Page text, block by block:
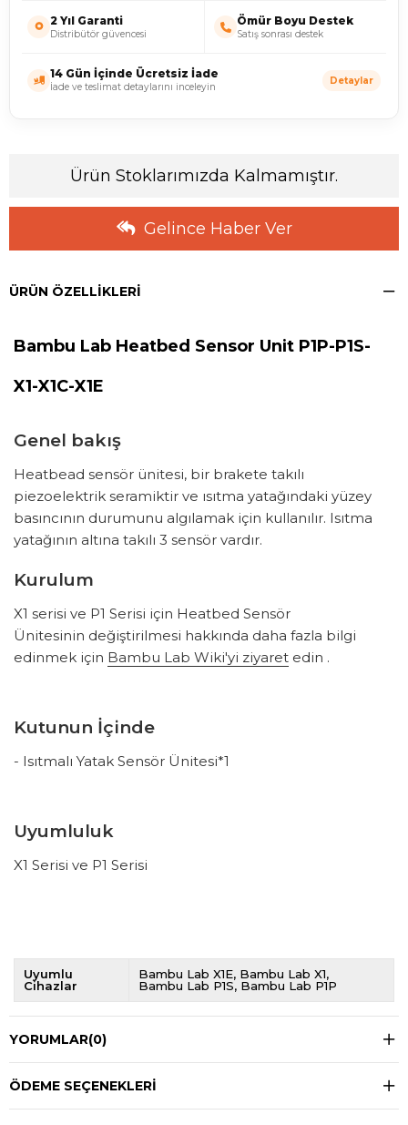
2 Yıl Garanti
Distribütör güvencesi
Ömür Boyu Destek
Satış sonrası destek
14 Gün İçinde Ücretsiz İade
İade ve teslimat detaylarını inceleyin
Detaylar
Ürün Stoklarımızda Kalmamıştır.
Gelince Haber Ver
ÜRÜN ÖZELLIKLERI
Bambu Lab Heatbed Sensor Unit P1P-P1S-
X1-X1C-X1E
Genel bakış
Heatbead sensör ünitesi, bir brakete takılı
piezoelektrik seramiktir ve ısıtma yatağındaki yüzey
basıncının durumunu algılamak için kullanılır. Isıtma
yatağının altına takılı 3 sensör vardır.
Kurulum
X1 serisi ve P1 Serisi için Heatbed Sensör
Ünitesinin değiştirilmesi hakkında daha fazla bilgi
edinmek için Bambu Lab Wiki'yi ziyaret edin .
Kutunun İçinde
- Isıtmalı Yatak Sensör Ünitesi*1
Uyumluluk
X1 Serisi ve P1 Serisi
Uyumlu
Cihazlar
Bambu Lab X1E Bambu Lab X1
Bambu Lab P1S Bambu Lab P1P
YORUMLAR(0)
ÖDEME SEÇENEKLERI